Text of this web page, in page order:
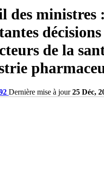
des ministres
de la
Dernière mise à jour25 Déc,